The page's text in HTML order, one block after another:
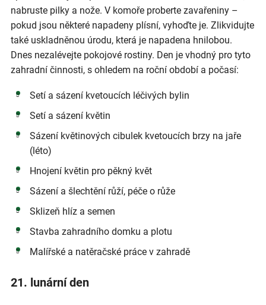
nabruste pilky a nože. V komoře proberte zavařeniny –
pokud jsou některé napadeny plísní, vyhoďte je. Zlikvidujte
také uskladněnou úrodu, která je napadena hnilobou.
Dnes nezalévejte pokojové rostiny. Den je vhodný pro tyto
zahradní činnosti, s ohledem na roční období a počasí:
Setí a sázení kvetoucích léčivých bylin
Setí a sázení květin
Sázení květinových cibulek kvetoucích brzy na jaře
(léto)
Hnojení květin pro pěkný květ
Sázení a šlechtění růží, péče o růže
Sklizeň hlíz a semen
Stavba zahradního domku a plotu
Malířské a natěračské práce v zahradě
21. lunární den